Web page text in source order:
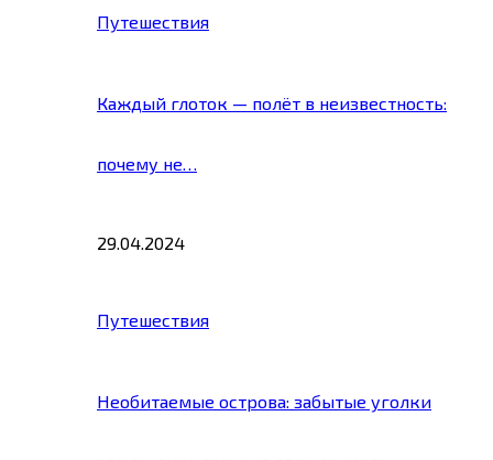
Путешествия
Каждый глоток — полёт в неизвестность:
почему не…
29.04.2024
Путешествия
Необитаемые острова: забытые уголки